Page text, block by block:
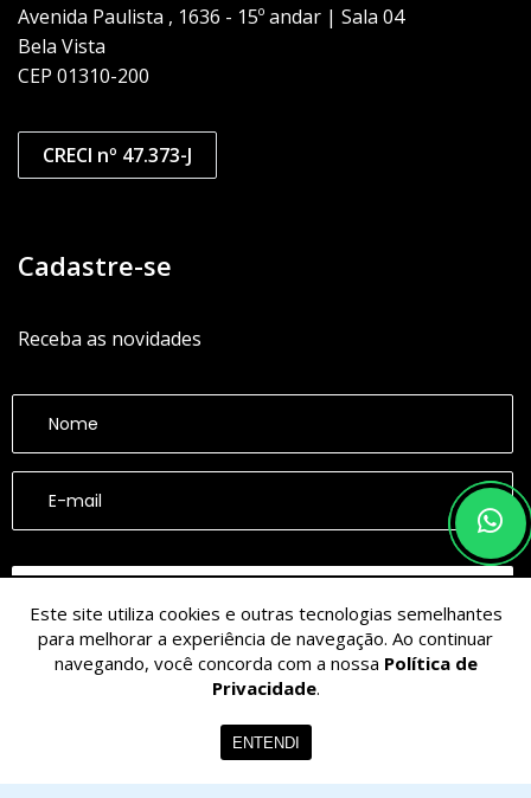
Avenida Paulista , 1636 - 15º andar | Sala 04
Bela Vista
CEP 01310-200
CRECI nº 47.373-J
Cadastre-se
Receba as novidades
Este site utiliza cookies e outras tecnologias semelhantes
para melhorar a experiência de navegação. Ao continuar
navegando, você concorda com a nossa Política de
Privacidade.
ENTENDI